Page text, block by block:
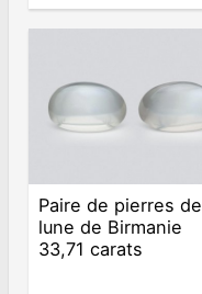
Paire de pierres de
lune de Birmanie
33,71 carats